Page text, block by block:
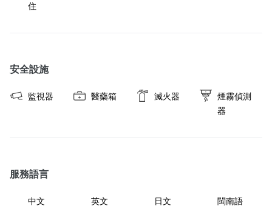
住
安全設施
監視器 醫藥箱 滅火器
煙霧偵測
器
服務語言
中文 英文 日文 閩南語